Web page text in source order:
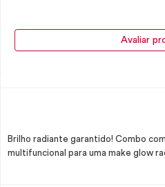
Avaliar
Brilho radiante garantido! Combo
multifuncional para uma make glow